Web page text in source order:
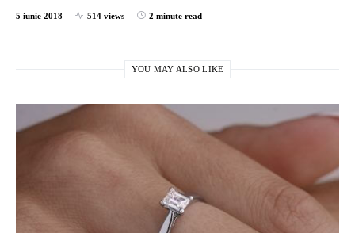
5 iunie 2018 514 views 2 minute read
YOU MAY ALSO LIKE